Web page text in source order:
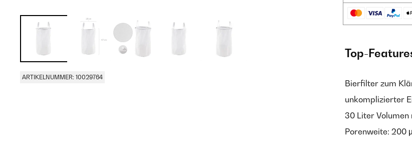
ARTIKELNUMMER: 10029764
Top-
Bierfilter zum
unkomplizierter
30 Liter
Porenweite: 200